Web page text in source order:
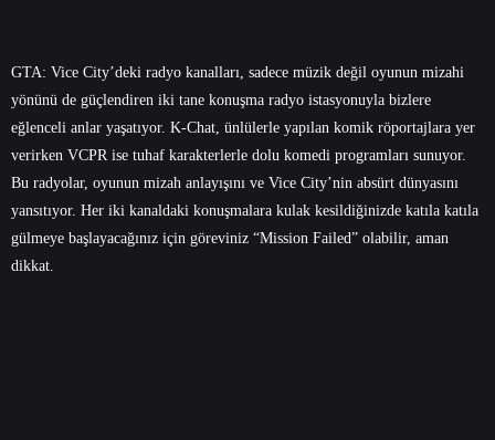
GTA: Vice City’deki radyo kanalları, sadece müzik değil oyunun mizahi
yönünü de güçlendiren iki tane konuşma radyo istasyonuyla bizlere
eğlenceli anlar yaşatıyor. K-Chat, ünlülerle yapılan komik röportajlara yer
verirken VCPR ise tuhaf karakterlerle dolu komedi programları sunuyor.
Bu radyolar, oyunun mizah anlayışını ve Vice City’nin absürt dünyasını
yansıtıyor. Her iki kanaldaki konuşmalara kulak kesildiğinizde katıla katıla
gülmeye başlayacağınız için göreviniz “Mission Failed” olabilir, aman
dikkat.